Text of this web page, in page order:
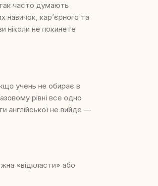
часто думають
навичок, кар’єрного та
ніколи не покинете
учень не обирає в
рівні все одно
англійської не вийде —
«відкласти» або